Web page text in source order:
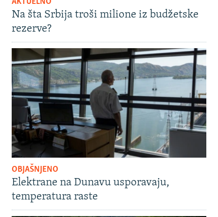
Na šta Srbija troši milione iz budžetske
rezerve?
OBJAŠNJENO
Elektrane na Dunavu usporavaju,
temperatura raste